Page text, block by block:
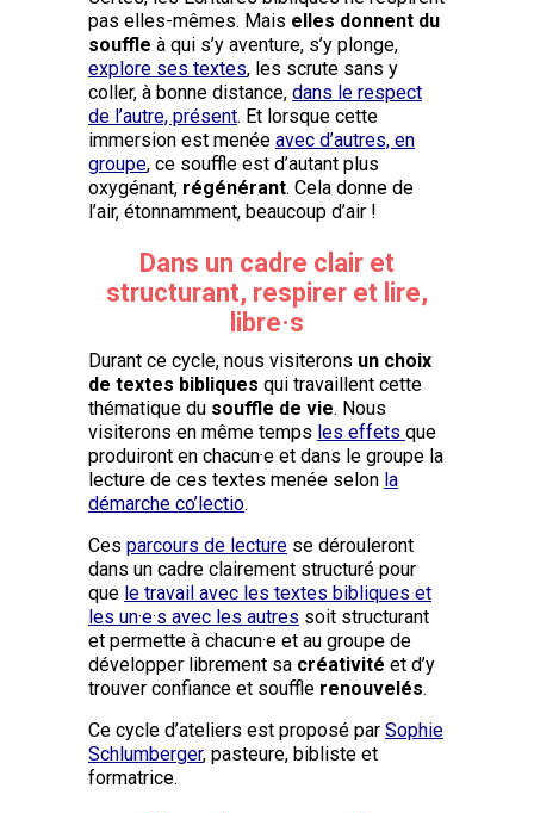
pas elles-mêmes. Mais elles donnent du
souffle à qui s’y aventure, s’y plonge,
explore ses textes, les scrute sans y
coller, à bonne distance, dans le respect
de l’autre, présent. Et lorsque cette
immersion est menée avec d’autres, en
groupe, ce souffle est d’autant plus
oxygénant, régénérant. Cela donne de
l’air, étonnamment, beaucoup d’air !
Dans un cadre clair et
structurant, respirer et lire,
libre·s
Durant ce cycle, nous visiterons un choix
de textes bibliques qui travaillent cette
thématique du souffle de vie. Nous
visiterons en même temps les effets que
produiront en chacun·e et dans le groupe la
lecture de ces textes menée selon la
démarche co’lectio.
Ces parcours de lecture se dérouleront
dans un cadre clairement structuré pour
que le travail avec les textes bibliques et
les un·e·s avec les autres soit structurant
et permette à chacun·e et au groupe de
développer librement sa créativité et d’y
trouver confiance et souffle renouvelés.
Ce cycle d’ateliers est proposé par Sophie
Schlumberger, pasteure, bibliste et
formatrice.